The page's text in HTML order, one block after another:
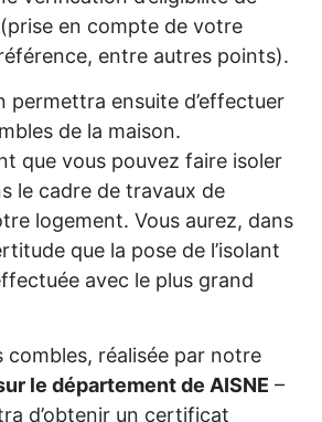
en compte de votre
entre autres points).
permettra ensuite d’effectuer
de la maison.
que vous pouvez faire isoler
le cadre de travaux de
logement. Vous aurez, dans
que la pose de l’isolant
avec le plus grand
combles, réalisée par notre
le département de AISNE –
d’obtenir un certificat